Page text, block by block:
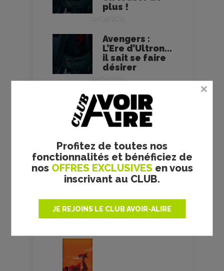
Profitez de toutes nos
fonctionnalités et bénéficiez de
nos OFFRES EXCLUSIVES en vous
inscrivant au CLUB.
JE REJOINS LE CLUB AVOIR-ALIRE
plus !
22/04/2015
Avengers :
L’Ere d’Ultron...
il sait se faire
désirer
22/04/2015
Avengers 2 :
Ultron tape la
pose
Joss Whedon
VOS AVIS